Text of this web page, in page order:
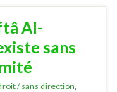
Al-
sans
/ sans direction